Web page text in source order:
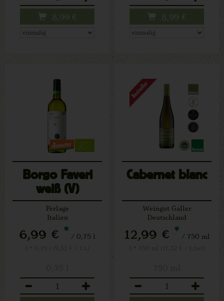
8,99 € 8,99 €
Borgo Faveri
weiß (V)
Perlage
Italien
6,99 € * / 0,75 l
Cabernet blanc
Weingut Galler
Deutschland
12,99 € * / 750 ml